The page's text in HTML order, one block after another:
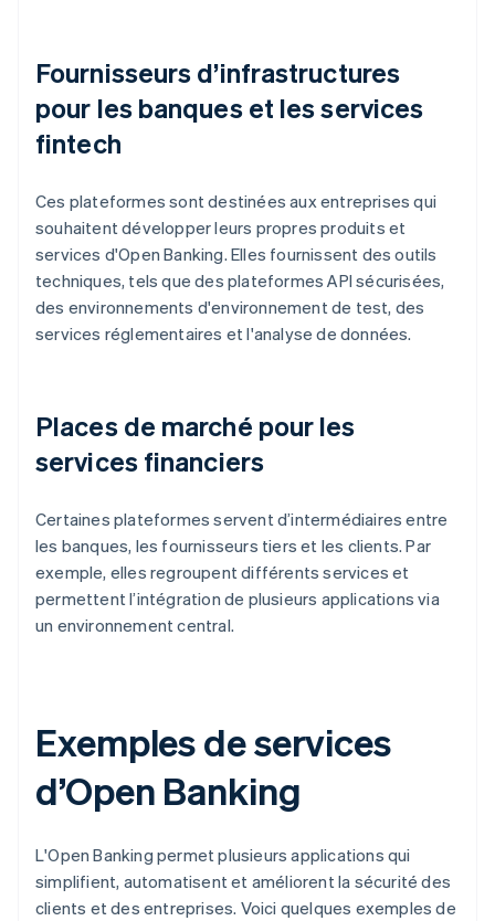
Fournisseurs d’infrastructures
pour les banques et les services
fintech
Ces plateformes sont destinées aux entreprises qui
souhaitent développer leurs propres produits et
services d'Open Banking. Elles fournissent des outils
techniques, tels que des plateformes API sécurisées,
des environnements d'environnement de test, des
services réglementaires et l'analyse de données.
Places de marché pour les
services financiers
Certaines plateformes servent d’intermédiaires entre
les banques, les fournisseurs tiers et les clients. Par
exemple, elles regroupent différents services et
permettent l’intégration de plusieurs applications via
un environnement central.
Exemples de services
d’Open Banking
L'Open Banking permet plusieurs applications qui
simplifient, automatisent et améliorent la sécurité des
clients et des entreprises. Voici quelques exemples de